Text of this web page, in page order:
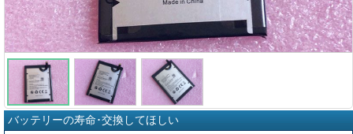
バッテリーの寿命･交換してほしい